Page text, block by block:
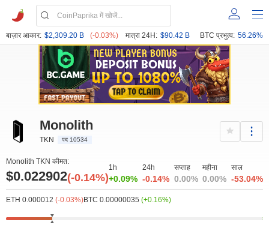
बाज़ार आकार: $2,309.20 B (-0.03%) मात्रा 24H: $90.42 B BTC प्रभुत्व: 56.26%
Monolith
TKN पद 10534
Monolith TKN कीमत:
$0.022902(-0.14%)
1h
+0.09%
24h
-0.14%
सप्ताह
0.00%
महीना
0.00%
साल
-53.04%
ETH 0.000012 (-0.03%)BTC 0.00000035 (+0.16%)